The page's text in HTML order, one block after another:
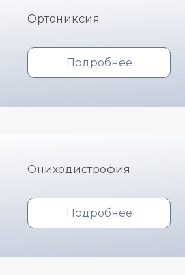
Ортониксия
Подробнее
Ониходистрофия
Подробнее